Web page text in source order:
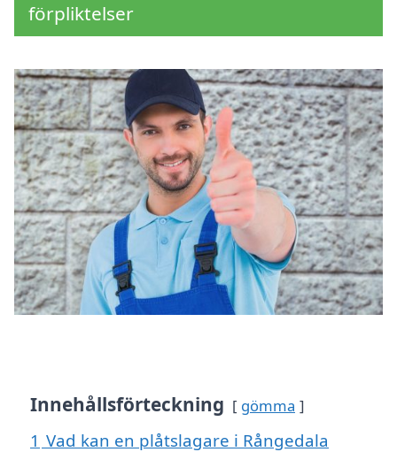
förpliktelser
Innehållsförteckning gömma
1 Vad kan en plåtslagare i Rångedala